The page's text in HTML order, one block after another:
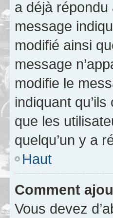
a déjà répondu
message
modifié ainsi
message
modifie le
indiquant
que les
quelqu’un y a
Haut
Comment
Vous devez